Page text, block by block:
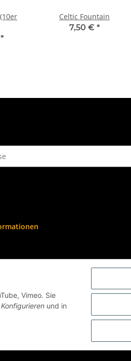
Vimeo. Sie
Konfigurieren und in
*
Celtic Fountain
7,50 € *